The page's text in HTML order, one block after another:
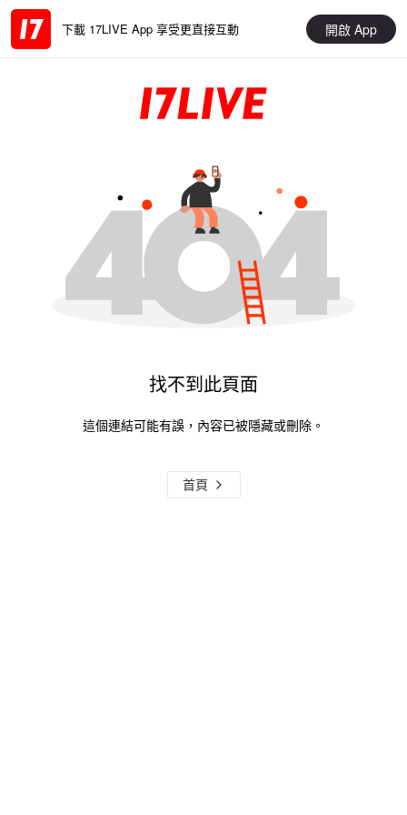
下載 17LIVE App 享受更直接互動 開啟 App
找不到此頁面
這個連結可能有誤，內容已被隱藏或刪除。
首頁